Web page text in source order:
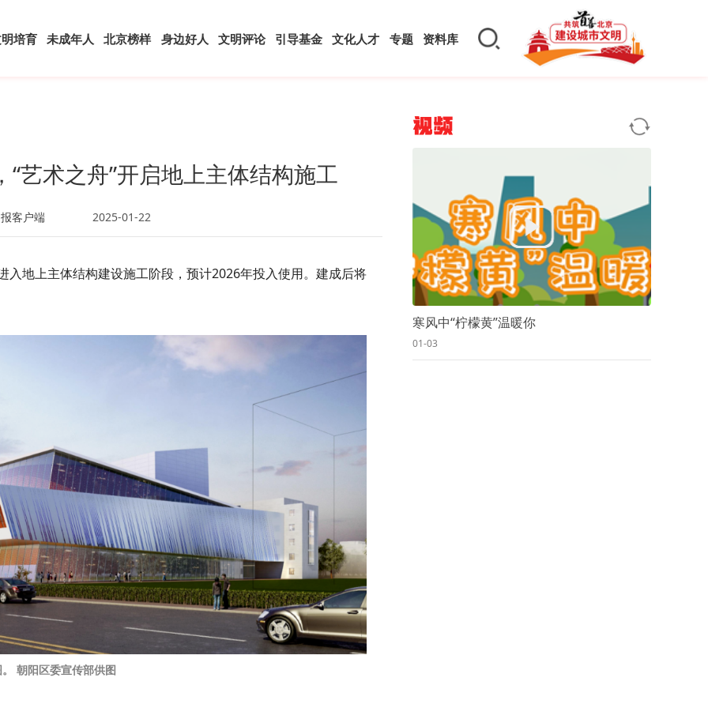
培育 未成年人 北京榜样 身边好人 文明评论 引导基金 文化人才 专题 资料库
艺术之舟”开启地上主体结构施工
客户端 2025-01-22
入地上主体结构建设施工阶段，预计2026年投入使用。建成后将
朝阳区委宣传部供图
视频
寒风中“柠檬黄”温暖你
01-03